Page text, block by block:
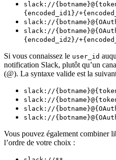
slack://
{encoded_id1}/
slack://
slack://
{encoded_id2}/
Si vous connaissez le user_id
notification Slack, plutôt qu’un
(@). La syntaxe valide est la
slack://
slack://
slack://
slack://
Vous pouvez également combiner
l’ordre de votre choix :